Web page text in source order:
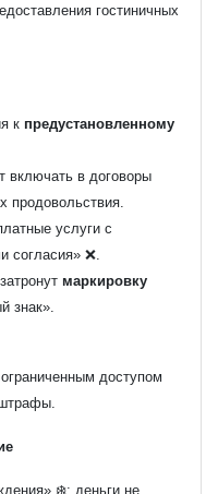
гостиничных
к предустановленному
включать в договоры
продовольствия.
услуги с
согласия» ❌.
маркировку
знак».
доступом
❄️: деньги не